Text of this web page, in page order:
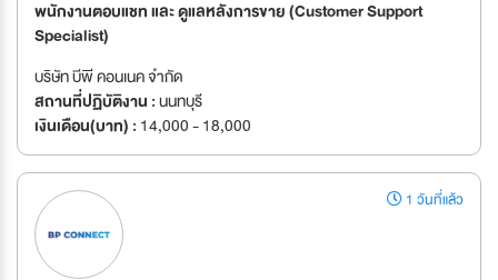
พนักงานตอบแชท และ ดูแลหลังการขาย (Customer Support
Specialist)
บริษัท บีพี คอนเนค จำกัด
สถานที่ปฏิบัติงาน :นนทบุรี
เงินเดือน(บาท) : 14,000 - 18,000
1 วันที่แล้ว